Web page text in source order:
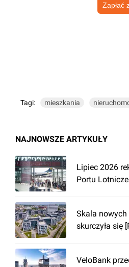
Zapłać
Tagi: mieszkania
NAJNOWSZE ARTYKUŁY
Lipiec 2026
Portu
Skala
skurczyła się
VeloBank